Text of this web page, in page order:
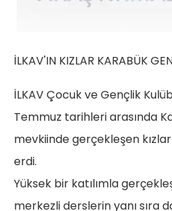
İLKAV'IN KIZLAR KARABÜK
İLKAV Çocuk ve Gençlik
Temmuz tarihleri arasında
mevkiinde gerçekleşen
erdi.
Yüksek bir katılımla
merkezli derslerin yanı sıra